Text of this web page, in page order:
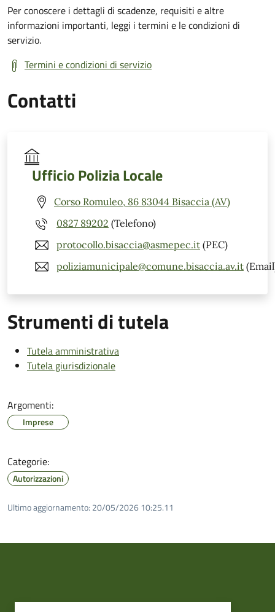
Per conoscere i dettagli di scadenze, requisiti e altre
informazioni importanti, leggi i termini e le condizioni di
servizio.
Termini e condizioni di servizio
Contatti
Ufficio Polizia Locale
Corso Romuleo, 86 83044 Bisaccia (AV)
0827 89202 (Telefono)
protocollo.bisaccia@asmepec.it (PEC)
poliziamunicipale@comune.bisaccia.av.it
Strumenti di tutela
Tutela amministrativa
Tutela giurisdizionale
Argomenti:
Imprese
Categorie:
Autorizzazioni
Ultimo aggiornamento: 20/05/2026 10:25.11